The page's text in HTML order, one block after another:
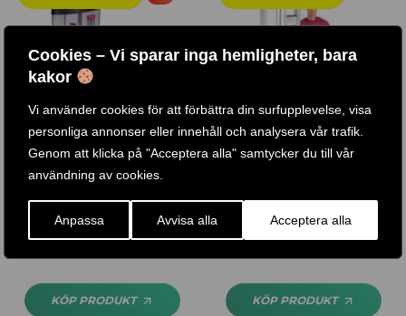
Cookies – Vi sparar inga hemligheter, bara
kakor
Vi använder cookies för att förbättra din surfupplevelse, visa
personliga annonser eller innehåll och analysera vår trafik.
Genom att klicka på "Acceptera alla" samtycker du till vår
användning av cookies.
Anpassa Avvisa alla Acceptera alla
BODY SOLID / BICEPS
MASKIN
33 .867KR 29 .028KR
KÖP PRODUKT
41 .745
KÖP PRODUKT